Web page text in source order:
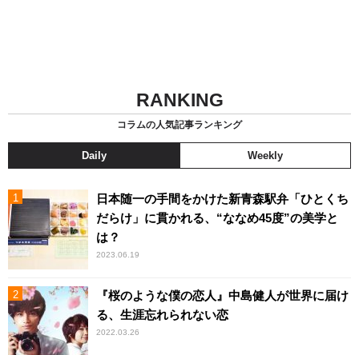
RANKING
コラムの人気記事ランキング
Daily Weekly
日本随一の手間をかけた新青森駅弁「ひとくち
だらけ」に貫かれる、“ななめ45度”の美学と
は？
2023.06.19
『桜のような僕の恋人』中島健人が世界に届け
る、生涯忘れられない恋
2022.03.26